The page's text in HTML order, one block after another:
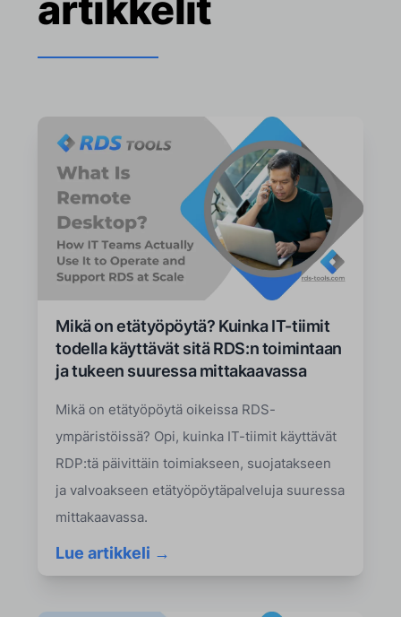
Mikä on etätyöpöytä? Kuinka IT-tiimit
todella käyttävät sitä RDS:n toimintaan
ja tukeen suuressa mittakaavassa
Mikä on etätyöpöytä oikeissa RDS-
ympäristöissä? Opi, kuinka IT-tiimit käyttävät
RDP:tä päivittäin toimiakseen, suojatakseen
ja valvoakseen etätyöpöytäpalveluja suuressa
mittakaavassa.
Lue artikkeli →